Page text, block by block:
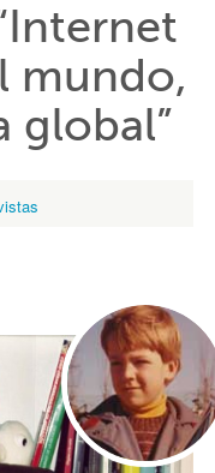
mundo,
global”